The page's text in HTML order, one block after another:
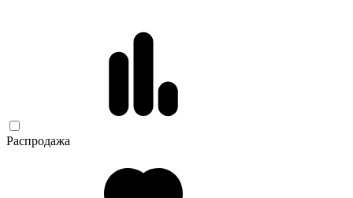
Распродажа